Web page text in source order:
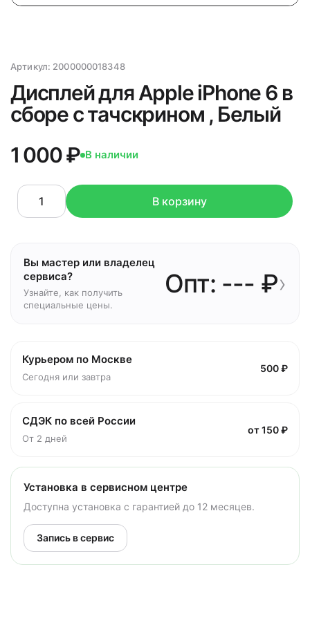
Артикул: 2000000018348
Дисплей для Apple iPhone 6 в
сборе с тачскрином , Белый
1 000 ₽ В наличии
В корзину
Вы мастер или владелец
сервиса?
Узнайте, как получить
специальные цены.
Опт: --- ₽›
Курьером по Москве
Сегодня или завтра
500 ₽
СДЭК по всей России
От 2 дней
от 150 ₽
Установка в сервисном центре
Доступна установка с гарантией до 12 месяцев.
Запись в сервис